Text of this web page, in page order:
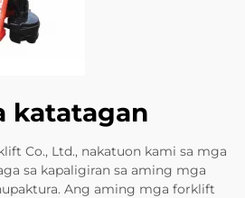
katatagan
Co., Ltd., nakatuon kami sa mga
sa kapaligiran sa aming mga
Ang aming mga forklift